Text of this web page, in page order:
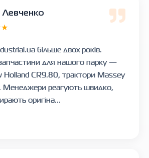
Левченко
більше двох років.
для нашого парку —
CR9.80, трактори Massey
Менеджери реагують швидко,
оригіна...